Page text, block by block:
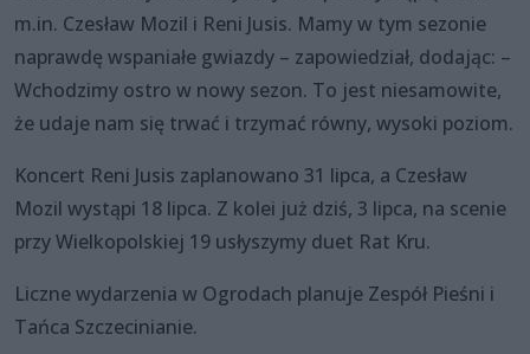
m.in. Czesław Mozil i Reni Jusis. Mamy w tym sezonie
naprawdę wspaniałe gwiazdy – zapowiedział, dodając: –
Wchodzimy ostro w nowy sezon. To jest niesamowite,
że udaje nam się trwać i trzymać równy, wysoki poziom.
Koncert Reni Jusis zaplanowano 31 lipca, a Czesław
Mozil wystąpi 18 lipca. Z kolei już dziś, 3 lipca, na scenie
przy Wielkopolskiej 19 usłyszymy duet Rat Kru.
Liczne wydarzenia w Ogrodach planuje Zespół Pieśni i
Tańca Szczecinianie.